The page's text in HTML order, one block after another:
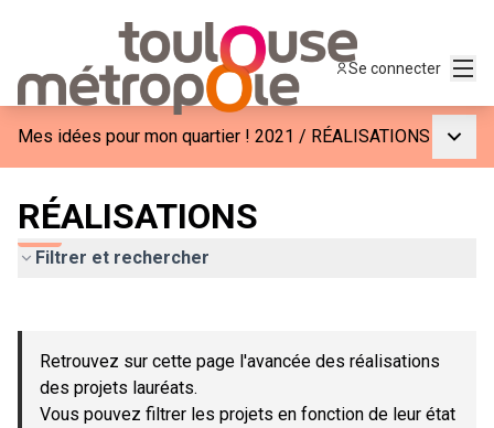
Se connecter
Mes idées pour mon quartier ! 2021 / RÉALISATIONS
RÉALISATIONS
Filtrer et rechercher
−
Retrouvez sur cette page l'avancée des réalisations
des projets lauréats.
Vous pouvez filtrer les projets en fonction de leur état